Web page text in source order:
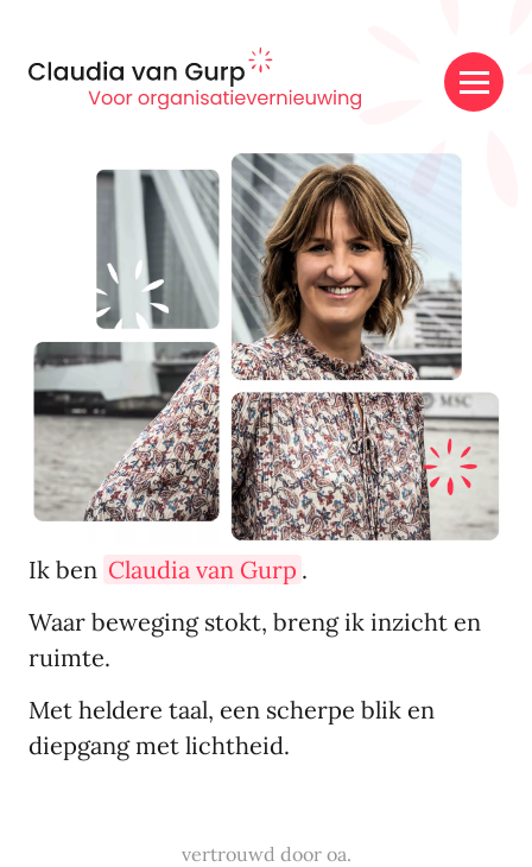
Ik ben Claudia van Gurp .
Waar beweging stokt, breng ik inzicht en
ruimte.
Met heldere taal, een scherpe blik en
diepgang met lichtheid.
vertrouwd door oa.